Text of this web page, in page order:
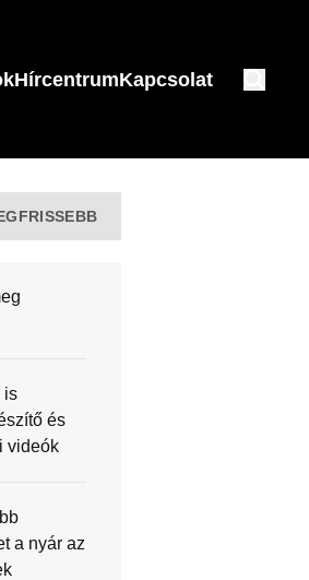
HírcentrumKapcsolat
is
és
videók
a nyár az